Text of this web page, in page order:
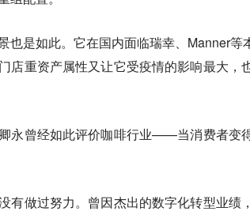
也是如此。它在国内面临瑞幸、Manner
店重资产属性又让它受疫情的影响最大，
永曾经如此评价咖啡行业——当消费者变
有做过努力。曾因杰出的数字化转型业绩